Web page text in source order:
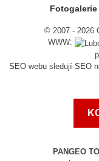
Fotogalerie
© 2007 - 2026
WWW:
SEO webu sledují SEO
PANGEO